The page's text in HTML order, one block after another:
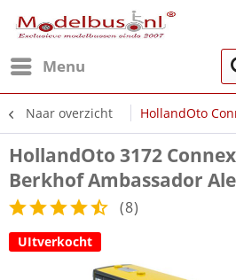
Menu
Naar overzicht HollandOto
HollandOto 3172
Berkhof Ambassador
(8)
UItverkocht